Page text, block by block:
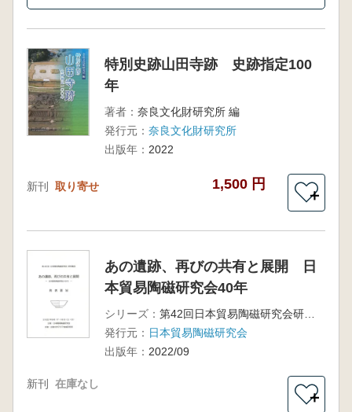
特別史跡山田寺跡 史跡指定100
年
著者： 奈良文化財研究所 編
発行元： 奈良文化財研究所
出版年： 2022
新刊 取り寄せ 1,500 円
＋
あの遺跡、再びの共有と展開 日
本貿易陶磁研究会40年
シリーズ：
第42回日本貿易陶磁研究会研究集会資料集
発行元： 日本貿易陶磁研究会
出版年： 2022/09
新刊 在庫なし
＋